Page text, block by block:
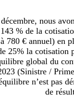
nous
% de la
780 € annuel) en
25% la cotisation
global du
(Sinistre /
n’est pas
de